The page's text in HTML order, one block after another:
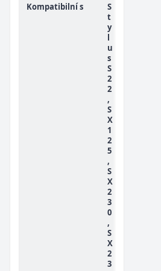
Kompatibilní s
S
t
y
l
u
s
S
2
2
,
S
X
1
2
5
,
S
X
2
3
0
,
S
X
2
3